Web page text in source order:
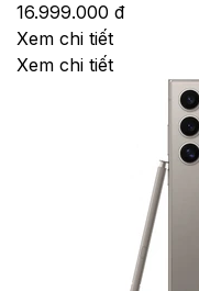
16.999.000 đ
Xem chi tiết
Xem chi tiết